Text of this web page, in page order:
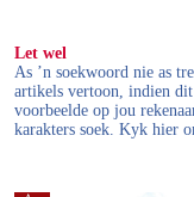
Let wel
As ’n soekwoord nie as
artikels vertoon, indien
voorbeelde op jou
karakters soek. Kyk hier